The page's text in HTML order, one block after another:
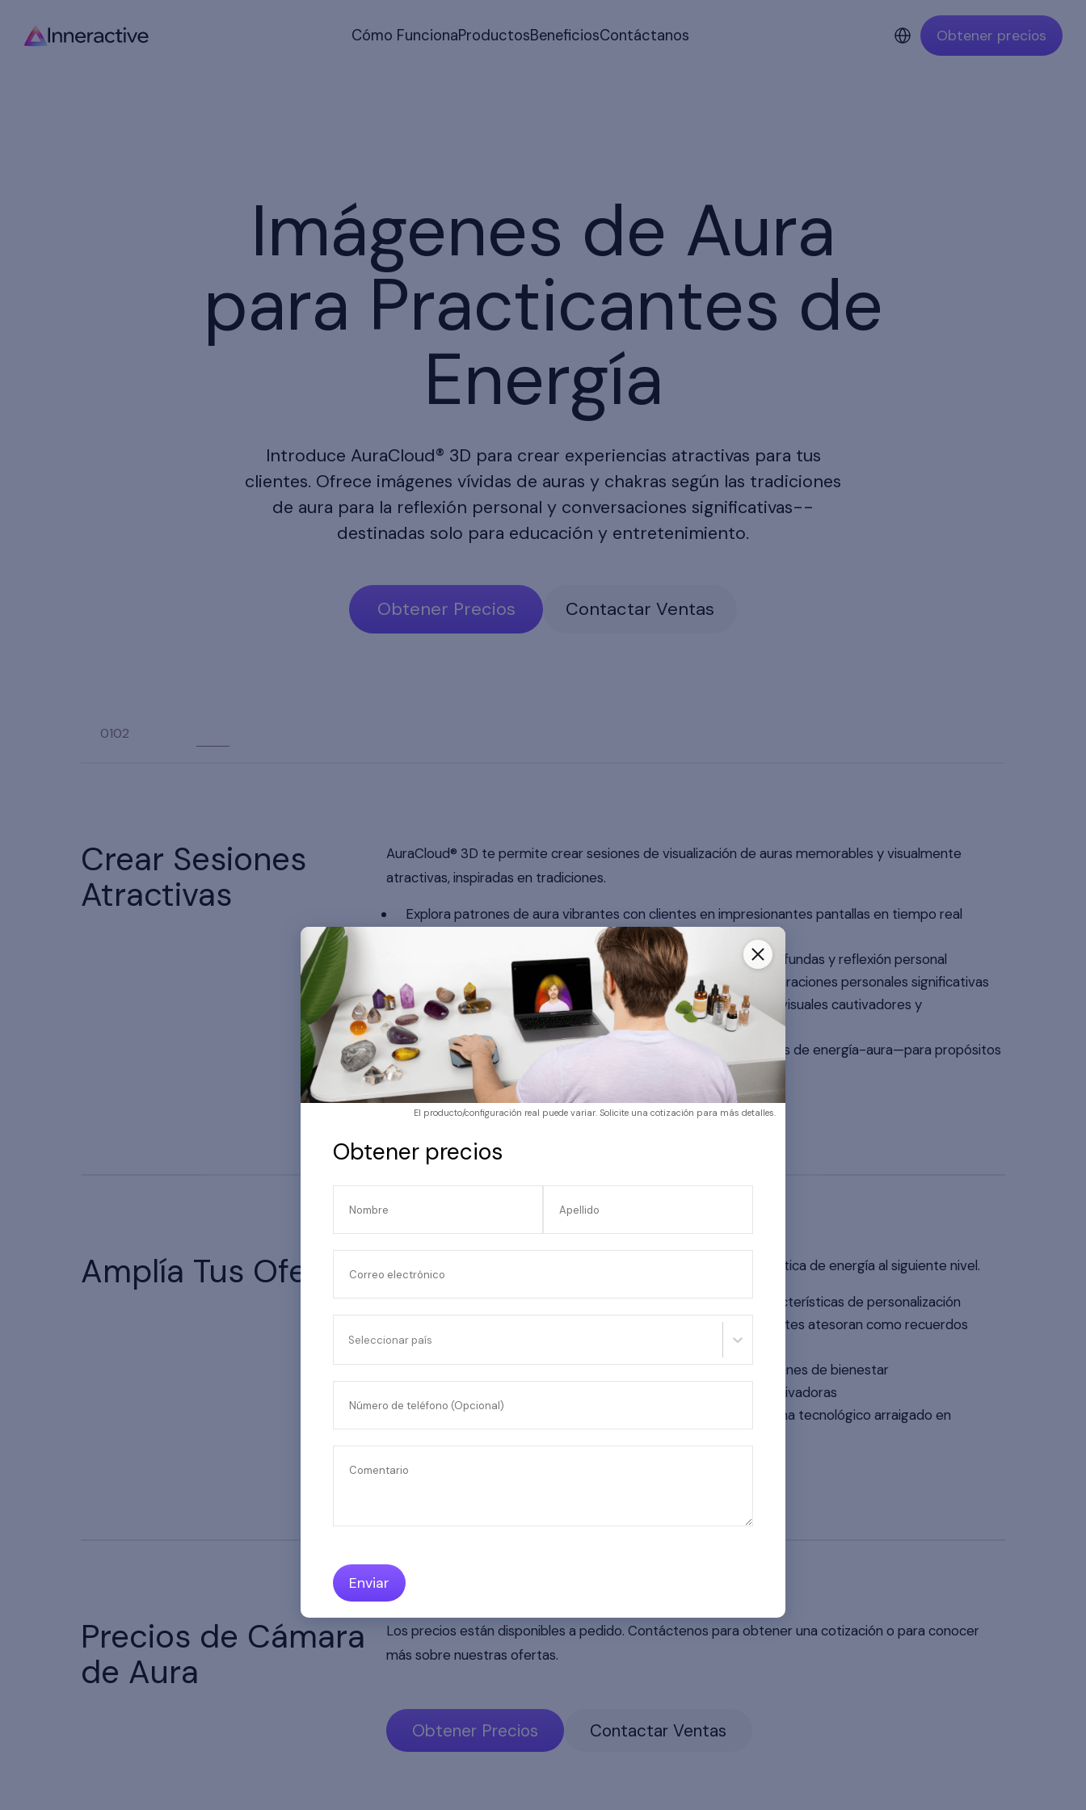
Cómo FuncionaProductosBeneficiosContáctanos Obtener precios
Imágenes de Aura
para Practicantes de
Energía
Introduce AuraCloud® 3D para crear experiencias atractivas para tus
clientes. Ofrece imágenes vívidas de auras y chakras según las tradiciones
de aura para la reflexión personal y conversaciones significativas--
destinadas solo para educación y entretenimiento.
Obtener Precios Contactar Ventas
0102
Crear Sesiones
Atractivas
AuraCloud® 3D te permite crear sesiones de visualización de auras memorables y visualmente
atractivas, inspiradas en tradiciones.
Explora patrones de aura vibrantes con clientes en impresionantes pantallas en tiempo real
Crea imágenes fascinantes que provocan conversaciones profundas y reflexión personal
Ofrece instantáneas de visualización secuenciales para comparaciones personales significativas
Construye conexiones profundas con los clientes a través de visuales cautivadores y
personalizados
Apoya la exploración de los clientes de conceptos tradicionales de energía-aura—para propósitos
educativos y de entretenimiento
Amplía Tus Ofertas AuraCloud® 3D ofrece capacidades poderosas que llevan tu práctica de energía al siguiente nivel.
Genera espectaculares exhibiciones de aura con amplias características de personalización
Produce impresionantes informes personalizados que los clientes atesoran como recuerdos
significativos
Integra sin problemas con Reiki, aura, chakra y diversas tradiciones de bienestar
Extiende tu alcance con sesiones de visualización remota cautivadoras
Mejora las técnicas de reflexión personal a través de un sistema tecnológico arraigado en
Precios de Cámara
de Aura
Los precios están disponibles a pedido. Contáctenos para obtener una cotización o para conocer
más sobre nuestras ofertas.
Obtener Precios Contactar Ventas
El producto/configuración real puede variar. Solicite una cotización para más detalles.
Obtener precios
Nombre Apellido
Correo electrónico
Seleccionar país
Número de teléfono (Opcional)
Comentario
Enviar